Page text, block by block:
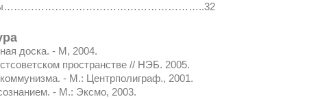
доска. - М, 2004.
пространстве // НЭБ. 2005.
- М.: Центрполиграф., 2001.
- М.: Эксмо, 2003.